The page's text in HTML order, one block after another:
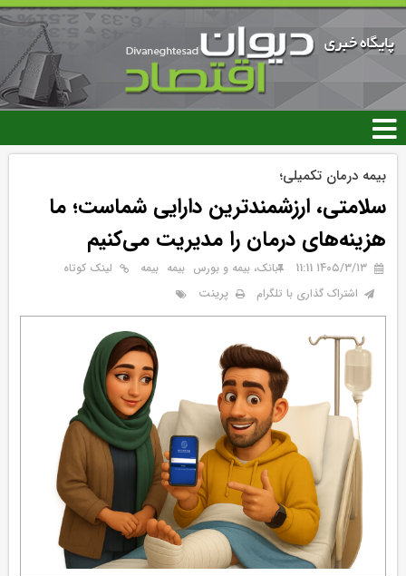
رفتن
محتوای
اصلی
بیمه درمان تکمیلی؛
سلامتی، ارزشمندترین دارایی شماست؛ ما
هزینه‌های درمان را مدیریت می‌کنیم
۱۴۰۵/۳/۱۳ 11:11 بانک، بیمه و بورس بيمه بیمه
لینک کوتاه
اشتراک گذاری با تلگرام
پرینت